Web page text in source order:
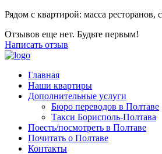
Рядом с квартирой: масса
Отзывов еще нет. Будьте первым!
Написать отзыв
Главная
Наши квартиры
Дополнительные услуги
Бюро переводов в Полтаве
Такси Борисполь-Полтава
Поесть/посмотреть в Полтаве
Почитать о Полтаве
Контакты